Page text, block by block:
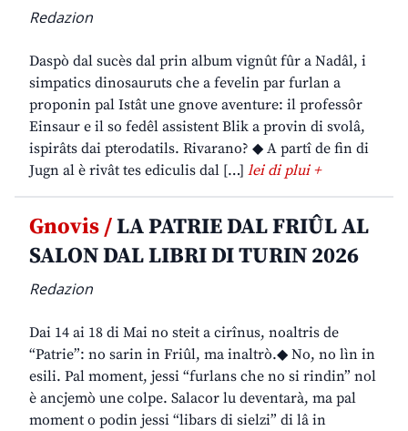
Redazion
Daspò dal sucès dal prin album vignût fûr a Nadâl, i
simpatics dinosauruts che a fevelin par furlan a
proponin pal Istât une gnove aventure: il professôr
Einsaur e il so fedêl assistent Blik a provin di svolâ,
ispirâts dai pterodatils. Rivarano? ◆ A partî de fin di
Jugn al è rivât tes ediculis dal […] lei di plui +
Gnovis /LA PATRIE DAL FRIÛL AL
SALON DAL LIBRI DI TURIN 2026
Redazion
Dai 14 ai 18 di Mai no steit a cirînus, noaltris de
“Patrie”: no sarin in Friûl, ma inaltrò.◆ No, no lìn in
esili. Pal moment, jessi “furlans che no si rindin” nol
è ancjemò une colpe. Salacor lu deventarà, ma pal
moment o podin jessi “libars di sielzi” di lâ in